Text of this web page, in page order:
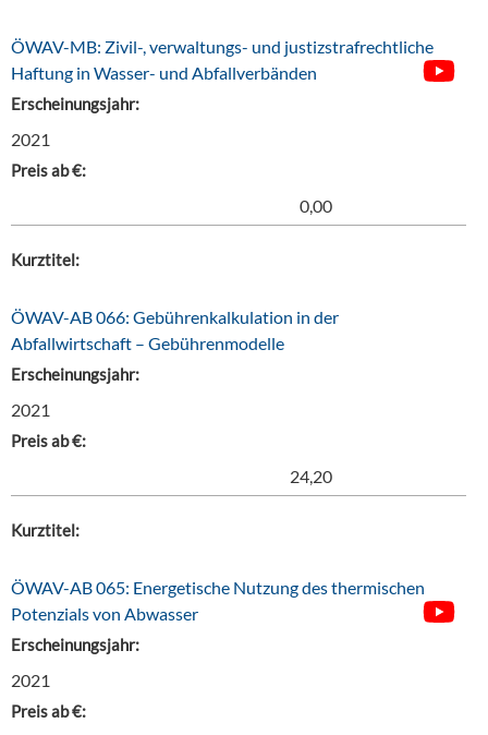
ÖWAV-MB: Zivil-, verwaltungs- und justizstrafrechtliche
Haftung in Wasser- und Abfallverbänden
Erscheinungsjahr:
2021
Preis ab €:
0,00
Kurztitel:
ÖWAV-AB 066: Gebührenkalkulation in der
Abfallwirtschaft – Gebührenmodelle
Erscheinungsjahr:
2021
Preis ab €:
24,20
Kurztitel:
ÖWAV-AB 065: Energetische Nutzung des thermischen
Potenzials von Abwasser
Erscheinungsjahr:
2021
Preis ab €: